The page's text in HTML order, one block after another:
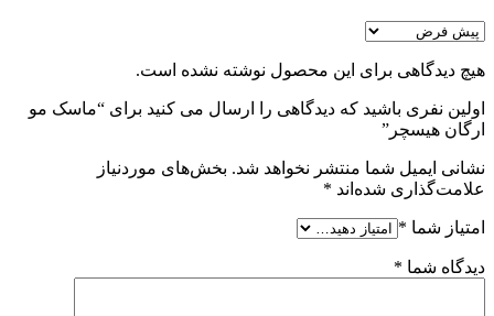
هیچ دیدگاهی برای این محصول نوشته نشده است.
اولین نفری باشید که دیدگاهی را ارسال می کنید برای “ماسک مو
ارگان هیسچر”
نشانی ایمیل شما منتشر نخواهد شد. بخش‌های موردنیاز
علامت‌گذاری شده‌اند *
امتیاز شما *
دیدگاه شما *